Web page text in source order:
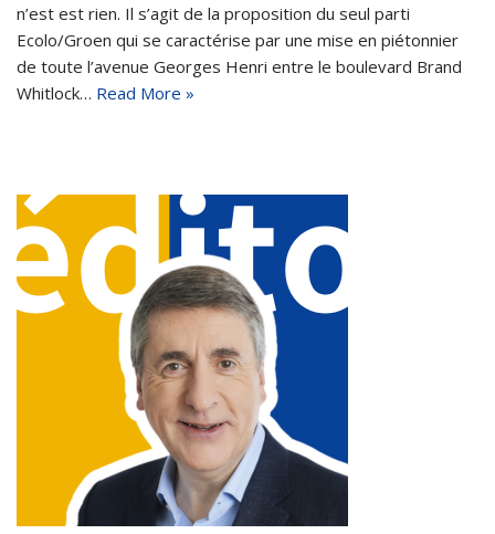
n’est est rien. Il s’agit de la proposition du seul parti
Ecolo/Groen qui se caractérise par une mise en piétonnier
de toute l’avenue Georges Henri entre le boulevard Brand
Whitlock… Read More »